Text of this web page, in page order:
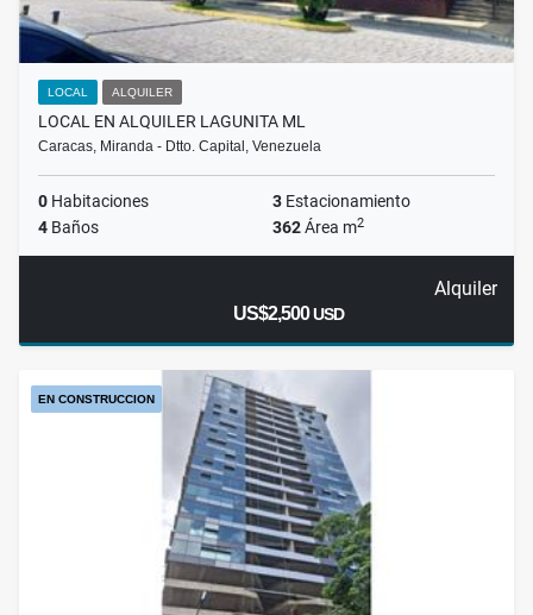
LOCAL ALQUILER
LOCAL EN ALQUILER LAGUNITA ML
Caracas, Miranda - Dtto. Capital, Venezuela
0 Habitaciones 3 Estacionamiento
4 Baños 362Área m2
Alquiler
US$2,500USD
EN CONSTRUCCION